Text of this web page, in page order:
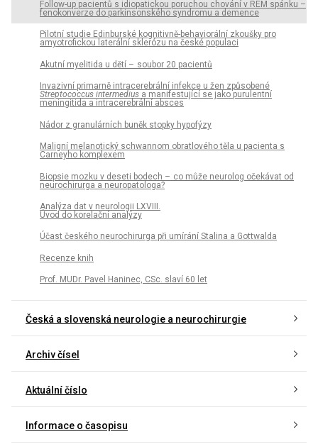
Fol­low-up pa­cientů s idiopatickou poruchou chování v REM spánku –
fenokonverze do parkinsonského syndromu a demence
Pilotní studie Edinburské kognitivně-behaviorální zkoušky pro
amyotrofickou laterální sklerózu na české populaci
Akutní myelitida u dětí – soubor 20 pa­cientů
Invazivní primarně intracerebrální infekce u žen způsobené
Streptococcus intermedius a manifestující se jako purulentní
meningitida a intracerebrální absces
Nádor z granulárních buněk stopky hypofýzy
Maligní melanotický schwan­nom obratlového těla u pa­cienta s
Carneyho komplexem
Biopsie mozku v deseti bodech – co může neurolog očekávat od
neurochirurga a neuropatologa?
Analýza dat v neurologii LXVIII.
Úvod do korelační analýzy
Účast českého neurochirurga při umírání Stalina a Gottwalda
Recenze knih
Prof. MUDr. Pavel Haninec, CSc. slaví 60 let
Česká a slovenská neurologie a neurochirurgie
Archiv čísel
Aktuální číslo
Informace o časopisu